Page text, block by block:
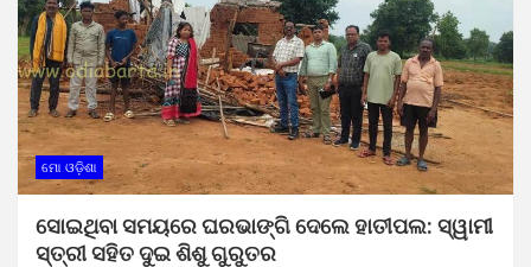
ମୋ ଓଡ଼ିଶା
ସୋଇଥିବା ସମୟରେ ଘରଭାଙ୍ଗି ଦେଲେ ହାତୀପଲ: ସ୍ୱାମୀ
ସ୍ତ୍ରୀ ସହିତ ଦୁଇ ଶିଶୁ ଗୁରୁତର